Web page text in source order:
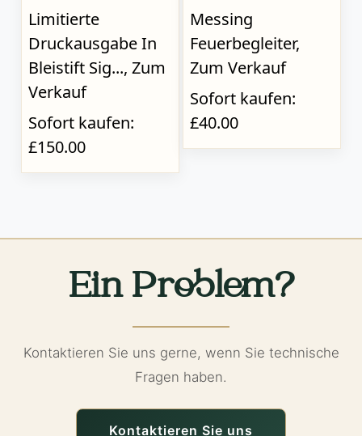
Limitierte
Druckausgabe In
Bleistift Sig..., Zum
Verkauf
Sofort kaufen:
£150.00
Messing
Feuerbegleiter,
Zum Verkauf
Sofort kaufen:
£40.00
Ein Problem?
Kontaktieren Sie uns gerne, wenn Sie technische
Fragen haben.
Kontaktieren Sie uns